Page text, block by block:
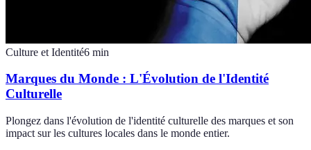
Culture et Identité6 min
Marques du Monde : L'Évolution de l'Identité
Culturelle
Plongez dans l'évolution de l'identité culturelle des marques et son
impact sur les cultures locales dans le monde entier.